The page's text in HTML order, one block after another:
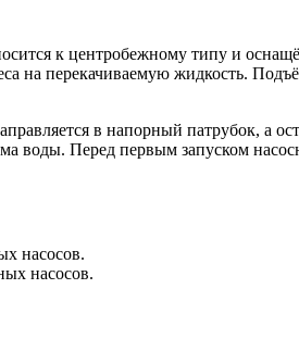
к центробежному типу и
на перекачиваемую жидкость.
в напорный патрубок, а
воды. Перед первым запуском
насосов.
насосов.